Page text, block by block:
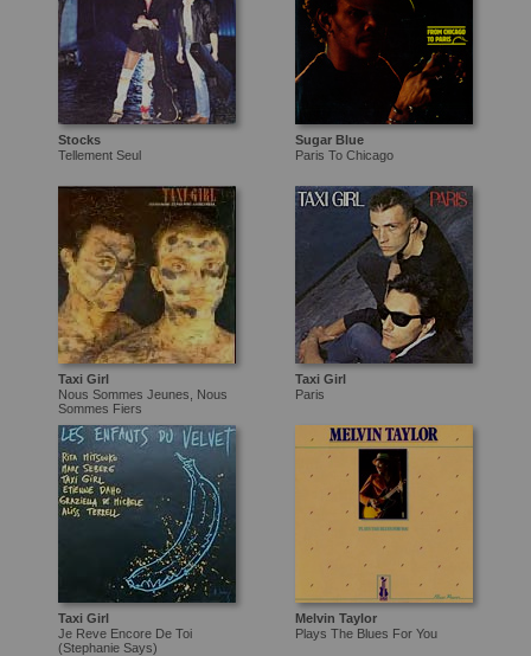
Stocks
Tellement Seul
Sugar Blue
Paris To Chicago
Taxi Girl
Nous Sommes Jeunes, Nous
Sommes Fiers
Taxi Girl
Paris
Taxi Girl
Je Reve Encore De Toi
(Stephanie Says)
Melvin Taylor
Plays The Blues For You